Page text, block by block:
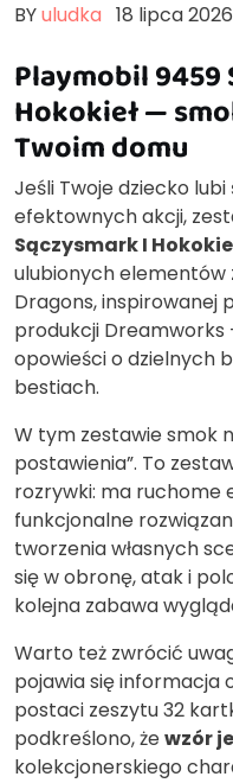
BYuludka 18 lipca 2026
Playmobil 9459
Hokokieł —
Twoim domu
Jeśli Twoje dziecko
efektownych akcji,
Sączysmark I
ulubionych elementów
Dragons, inspirowanej
produkcji
opowieści o dzielnych
bestiach.
W tym zestawie smok
postawienia”. To
rozrywki: ma ruchome
funkcjonalne
tworzenia własnych
się w obronę, atak i
kolejna zabawa
Warto też zwrócić
pojawia się informacja
postaci zeszytu 32
podkreślono, żewzór
kolekcjonerskiego